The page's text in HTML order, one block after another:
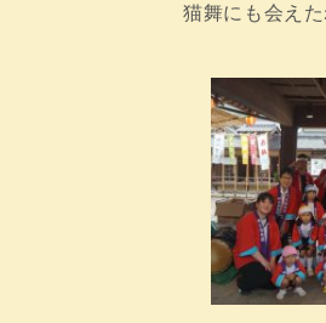
猫舞にも会え